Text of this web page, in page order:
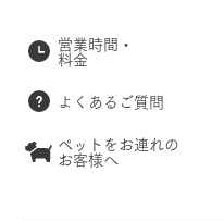
営業時間・
料金
よくあるご質問
ペットをお連れの
お客様へ